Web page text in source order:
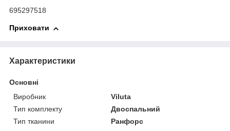
695297518
Приховати
Характеристики
Основні
Виробник
Viluta
Тип комплекту
Двоспальний
Тип тканини
Ранфорс